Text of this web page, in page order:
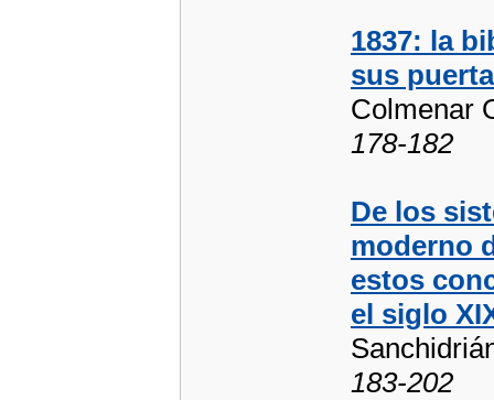
1837: la
sus
Colmenar
178-182
De los
moderno
estos
el siglo
183-202